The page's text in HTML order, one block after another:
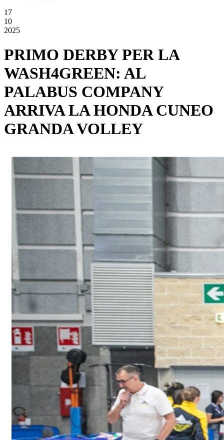
17
10
2025
PRIMO DERBY PER LA
WASH4GREEN: AL
PALABUS COMPANY
ARRIVA LA HONDA CUNEO
GRANDA VOLLEY